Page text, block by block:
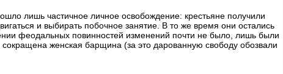
лишь частичное личное освобождение: крестьяне получили
и выбирать побочное занятие. В то же время они остались
феодальных повинностей изменений почти не было, лишь были
женская барщина (за это дарованную свободу обозвали